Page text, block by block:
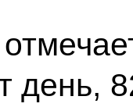
день,